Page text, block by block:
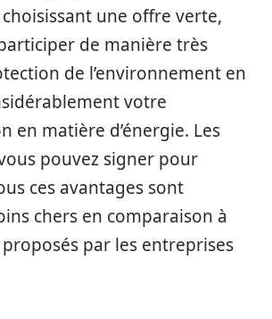
une offre verte,
de manière très
de l’environnement en
votre
en matière d’énergie. Les
pouvez signer pour
ces avantages sont
chers en comparaison à
par les entreprises